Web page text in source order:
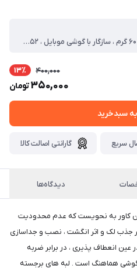
نوع کیف و کاور گوشی ، کاور ، وزن ، ۶۰ گرم ، سازگار با گوشی موبایل ، Samsung Galaxy A۵۲ ، ساختار ، مات ، سطح پوشش ، حفاظت از دکمه‌ها ، لبه راست ، لبه چپ ، لبه پایینی ، لبه بالایی ، قاب پشتی
400,000 13٪
350,000تومان
سبدخرید
سریع گارانتی اصالت کالا
دیدگاه‌ها
کاور به نحویست که عدم محدودیت
جذب لک و اثر انگشت ، نصب و جداسازی
عین انعطاف پذیری ، در برابر ضربه
گوشی هماهنگ است . لبه های برجسته